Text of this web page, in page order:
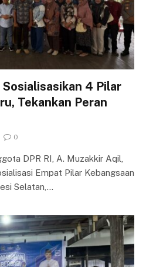
4 Pilar
Tekankan Peran
0
DPR RI, A. Muzakkir Aqil,
Empat Pilar Kebangsaan
Selatan,…